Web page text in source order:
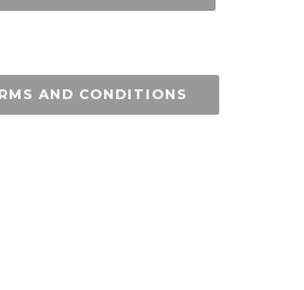
AND CONDITIONS